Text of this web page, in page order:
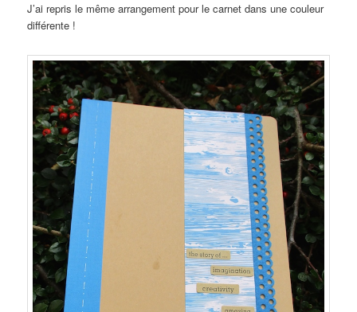
J’ai repris le même arrangement pour le carnet dans une couleur
différente !